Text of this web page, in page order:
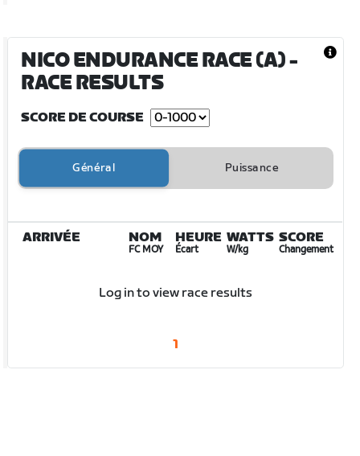
NICO ENDURANCE RACE (A)-
RACE RESULTS
SCORE DE COURSE
Général Puissance
ARRIVÉE NOM
FC MOY
HEURE
Écart
WATTS
W/kg
SCORE
Changement
Log in to view race results
1